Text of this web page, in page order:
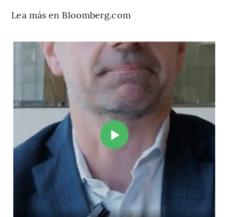
Lea más en Bloomberg.com